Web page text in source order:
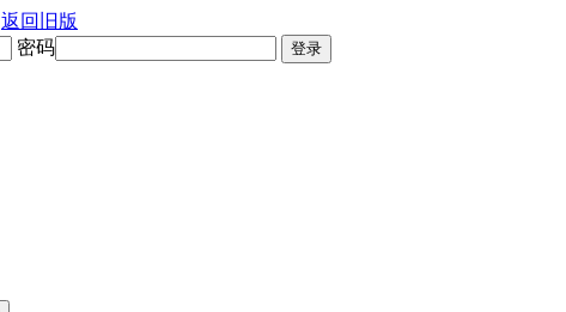
返回旧版
密码